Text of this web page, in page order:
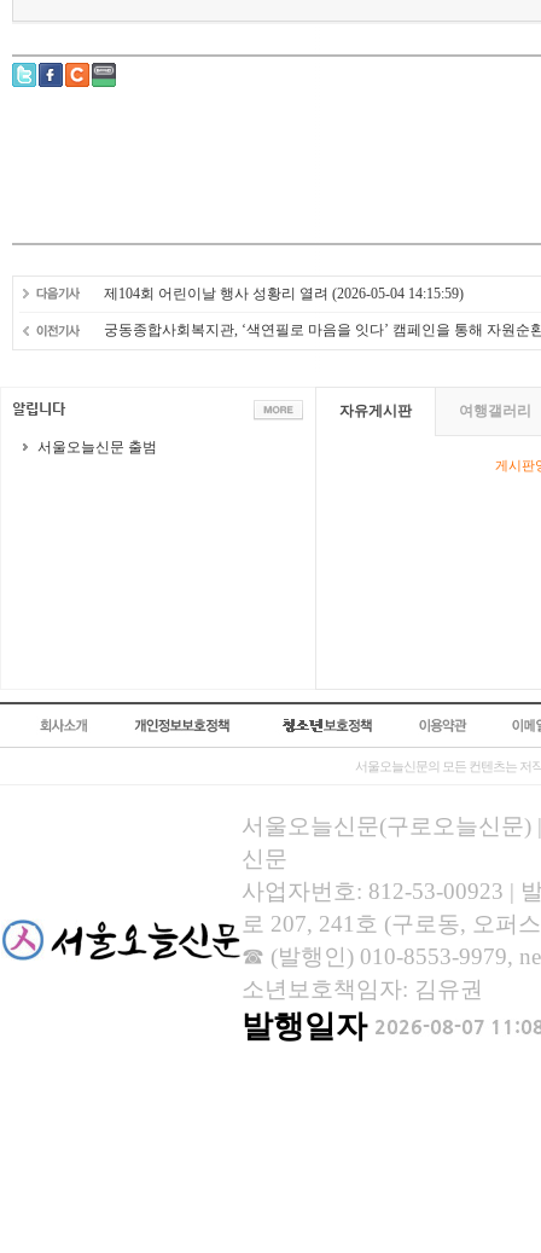
제104회 어린이날 행사 성황리 열려 (2026-05-04 14:15:59)
궁동종합사회복지관, ‘색연필로 마음을 잇다’ 캠페인을 통해 자원순
서울오늘신문 출범
자유게시판 여행갤러리
게시판
서울오늘신문의 모든 컨텐츠는 저
서울오늘신문(구로오늘신문)
신문
사업자번호: 812-53-00923 |
로 207, 241호 (구로동, 오퍼
☎ (발행인) 010-8553-9979,
소년보호책임자: 김유권
발행일자